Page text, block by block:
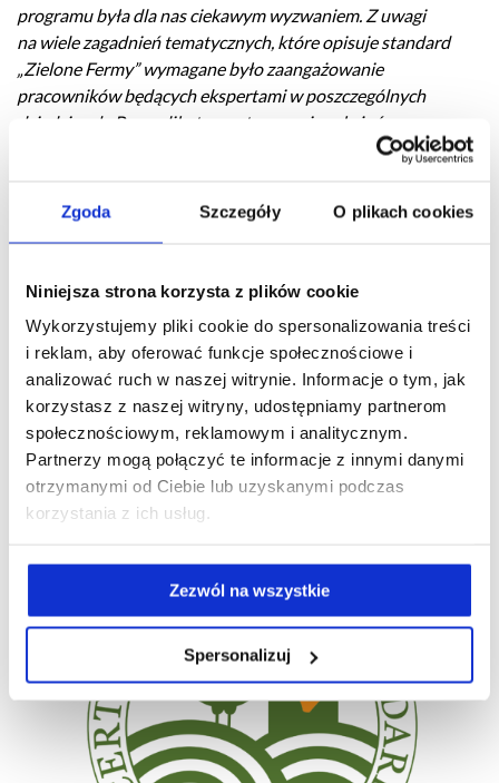
Zgoda Szczegóły O plikach cookies
Niniejsza strona korzysta z plików cookie
Wykorzystujemy pliki cookie do spersonalizowania treści
i reklam, aby oferować funkcje społecznościowe i
analizować ruch w naszej witrynie. Informacje o tym, jak
korzystasz z naszej witryny, udostępniamy partnerom
społecznościowym, reklamowym i analitycznym.
Partnerzy mogą połączyć te informacje z innymi danymi
otrzymanymi od Ciebie lub uzyskanymi podczas
korzystania z ich usług.
Zezwól na wszystkie
Spersonalizuj
programu była dla nas ciekawym wyzwaniem. Z uwagi
na wiele zagadnień tematycznych, które opisuje standard
„Zielone Fermy” wymagane było zaangażowanie
pracowników będących ekspertami w poszczególnych
dziedzinach. Pozwoliło to na stworzenie założeń
i wytycznych potwierdzających holistyczne i świadome
kluczowym elementem w drodze opracowania i certyfikacji
standardu. Jesteśmy przekonani, że to właśnie systemowe
jest wyznacznikiem jakości i bezpieczeństwa żywności”.
Uzyskana certyfikacja to wiarygodny dowód najwyższej
jakości dla kontrahentów WIPASZ S.A. Jest to korzyść
nie tylko dla firmy, ale także dla klientów, konsumentów
i przyszłych partnerów, którzy będą mieli pewność,
że współpracują z podmiotem działającym z poszanowaniem
podstawowej zasady zrównoważonego rozwoju, jaką jest
harmonijna współzależność zwierzęcia, człowieka
i środowiska.